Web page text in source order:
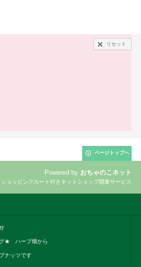
リセット
ページトップへ
Powered by おちゃのこネット
ョッピングカート付きネットショップ開業サービス
★ ハーブ畑から
ナッツです